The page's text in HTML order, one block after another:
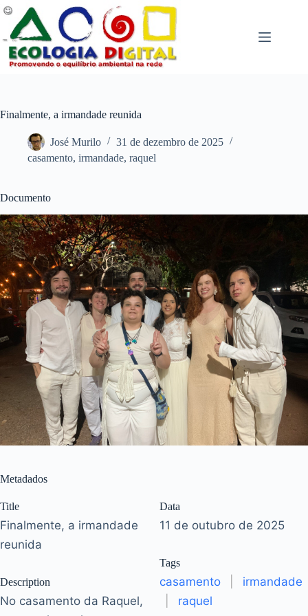
Pular
para
conteúdo
Finalmente, a irmandade reunida
José Murilo
31 de dezembro de 2025
casamento, irmandade, raquel
Documento
Metadados
Title
Finalmente, a irmandade
reunida
Description
No casamento da Raquel,
Data
11 de outubro de 2025
Tags
casamento
irmandade
raquel